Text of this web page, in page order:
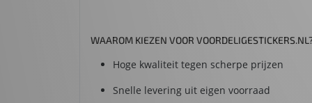
WAAROM KIEZEN VOOR
Hoge kwaliteit tegen scherpe prijzen
Snelle levering uit eigen voorraad